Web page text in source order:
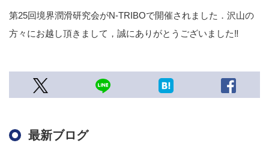
第25回境界潤滑研究会がN-TRIBOで開催されました．沢山の
方々にお越し頂きまして，誠にありがとうございました‼
最新ブログ